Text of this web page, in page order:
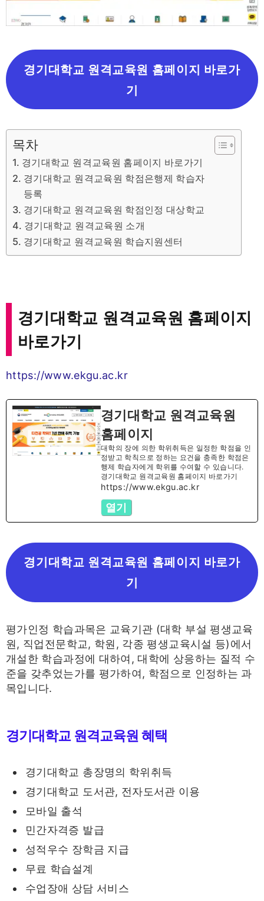
경기대학교 원격교육원 홈페이지 바로가
기
목차
경기대학교 원격교육원 홈페이지 바로가기
경기대학교 원격교육원 학점은행제 학습자
등록
경기대학교 원격교육원 학점인정 대상학교
경기대학교 원격교육원 소개
경기대학교 원격교육원 학습지원센터
경기대학교 원격교육원 홈페이지
바로가기
https://www.ekgu.ac.kr
경기대학교 원격교육원
홈페이지
대학의 장에 의한 학위취득은 일정한 학점을 인
정받고 학칙으로 정하는 요건을 충족한 학점은
행제 학습자에게 학위를 수여할 수 있습니다.
경기대학교 원격교육원 홈페이지 바로가기
https://www.ekgu.ac.kr
열기
경기대학교 원격교육원 홈페이지 바로가
기
평가인정 학습과목은 교육기관 (대학 부설 평생교육
원, 직업전문학교, 학원, 각종 평생교육시설 등)에서
개설한 학습과정에 대하여, 대학에 상응하는 질적 수
준을 갖추었는가를 평가하여, 학점으로 인정하는 과
목입니다.
경기대학교 원격교육원 혜택
경기대학교 총장명의 학위취득
경기대학교 도서관, 전자도서관 이용
모바일 출석
민간자격증 발급
성적우수 장학금 지급
무료 학습설계
수업장애 상담 서비스